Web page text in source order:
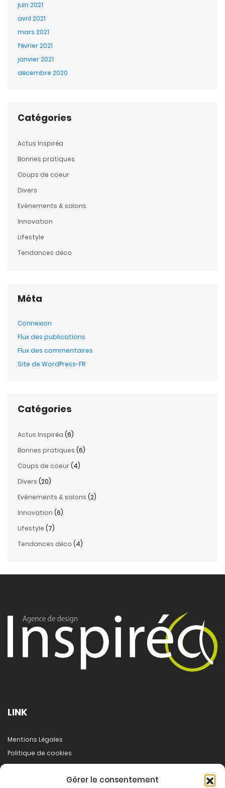
Gérer le consentement
juin 2021
avril 2021
mars 2021
février 2021
janvier 2021
décembre 2020
Catégories
Actus Inspiréa
Bonnes pratiques
Coups de coeur
Divers
Evènements & salons
Innovation
Lifestyle
Tendances déco
Méta
Connexion
Flux des publications
Flux des commentaires
Site de WordPress-FR
Catégories
Actus Inspiréa (6)
Bonnes pratiques (6)
Coups de coeur(4)
Divers (20)
Evènements & salons (2)
Innovation (6)
Lifestyle (7)
Tendances déco (4)
LINK
Mentions Légales
Politique de cookies
A propos